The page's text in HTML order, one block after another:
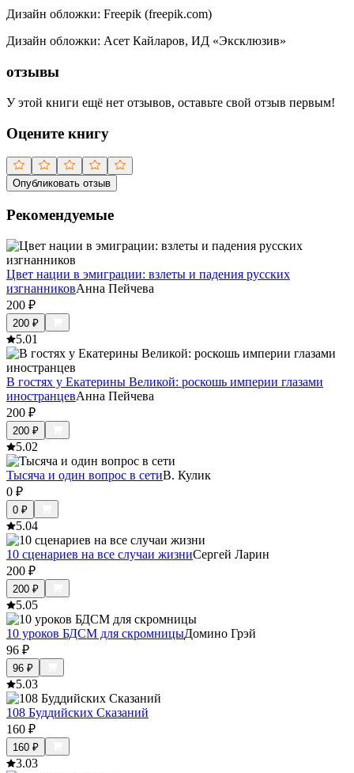
Дизайн обложки: Freepik (freepik.com)
Дизайн обложки: Асет Кайларов, ИД «Эксклюзив»
отзывы
У этой книги ещё нет отзывов, оставьте свой отзыв первым!
Оцените книгу
Опубликовать отзыв
Рекомендуемые
Цвет нации в эмиграции: взлеты и падения русских
изгнанниковАнна Пейчева
200 ₽
200 ₽
5.01
В гостях у Екатерины Великой: роскошь империи глазами
иностранцевАнна Пейчева
200 ₽
200 ₽
5.02
Тысяча и один вопрос в сетиВ. Кулик
0 ₽
0 ₽
5.04
10 сценариев на все случаи жизниСергей Ларин
200 ₽
200 ₽
5.05
10 уроков БДСМ для скромницыДомино Грэй
96 ₽
96 ₽
5.03
108 Буддийских Сказаний
160 ₽
160 ₽
3.03